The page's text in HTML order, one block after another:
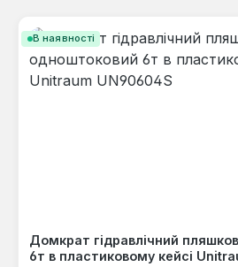
В наявності
Домкрат гідравлічний
6т в пластиковому кейсі